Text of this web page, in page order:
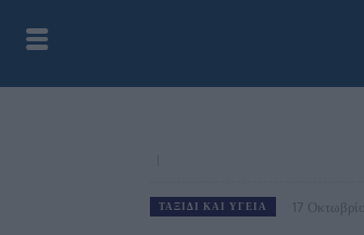
ΤΑΞΊΔΙ ΚΑΙ ΥΓΕΊΑ 17